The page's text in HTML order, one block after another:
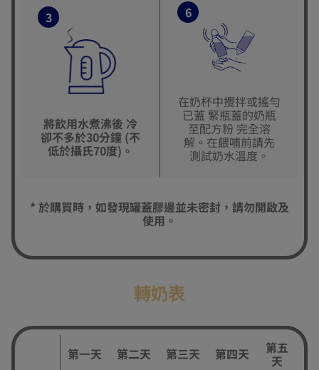
3
將飲用水煮沸後 冷
卻不多於30分鐘 (不
低於攝氏70度)。
6
在奶杯中攪拌或搖勻
已蓋 緊瓶蓋的奶瓶
至配方粉 完全溶
解。在餵哺前請先
測試奶水溫度。
* 於購買時，如發現罐蓋膠邊並未密封，請勿開啟及
使用。
轉奶表
第一天 第二天 第三天 第四天 第五
天